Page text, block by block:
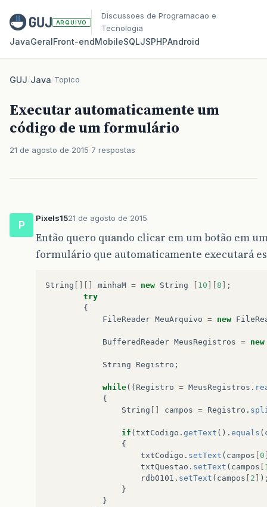
ARQUIVO
Discussoes de Programacao e
Tecnologia
JavaGeralFront‑endMobileSQLJSPHPAndroid
GUJ/Java/Topico
Executar automaticamente um
código de um formulário
21 de agosto de 2015 7 respostas
P
Pixels1521 de agosto de 2015
Então quero quando clicar em um botão em
formulário que automaticamente executará
String minhaM = new String 10 8
;
try
{
FileReader MeuArquivo = new
BufferedReader MeusRegistros = new
String Registro ;
while(( Registro = MeusRegistros .
{
String
campos = Registro .
if ( txtCodigo . getText (). equals (
{
txtCodigo . setText ( campos 0
txtQuestao . setText ( campos
rdb0101 . setText ( campos 2
}
}